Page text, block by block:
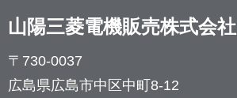
山陽三菱電機販売株式会社
〒730-0037
広島県広島市中区中町8-12